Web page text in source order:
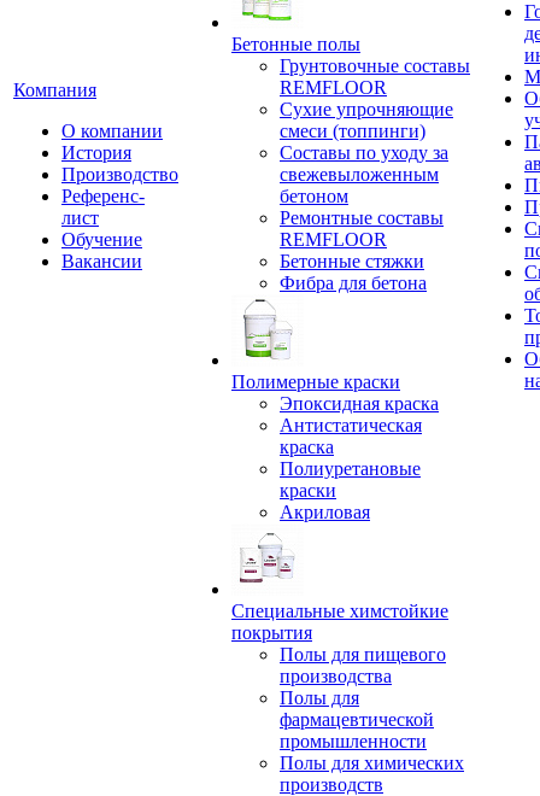
Компания
О компании
История
Производство
Референс-
лист
Обучение
Вакансии
Бетонные полы
Грунтовочные составы
REMFLOOR
Сухие упрочняющие
смеси (топпинги)
Составы по уходу за
свежевыложенным
бетоном
Ремонтные составы
REMFLOOR
Бетонные стяжки
Фибра для бетона
Полимерные краски
Эпоксидная краска
Антистатическая
краска
Полиуретановые
краски
Акриловая
Специальные химстойкие
покрытия
Полы для пищевого
производства
Полы для
фармацевтической
промышленности
Полы для химических
производств